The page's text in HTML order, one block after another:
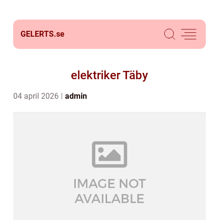
GELERTS.se
elektriker Täby
04 april 2026 admin